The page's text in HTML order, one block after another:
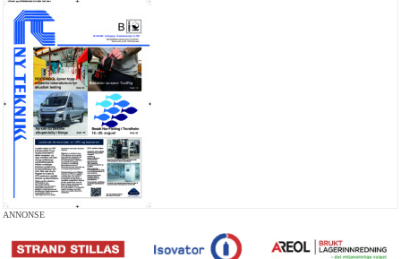
ANNONSE